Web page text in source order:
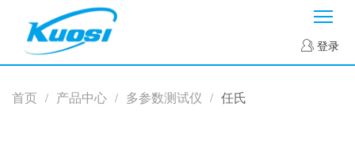
登录
首页 / 产品中心 / 多参数测试仪 / 任氏